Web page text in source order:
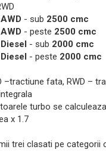
- sub 2500 cmc
- peste 2500 cmc
- sub 2000 cmc
- peste 2000 cmc
–tractiune fata, RWD –
turbo se
x 1.7
trei clasati pe categorii